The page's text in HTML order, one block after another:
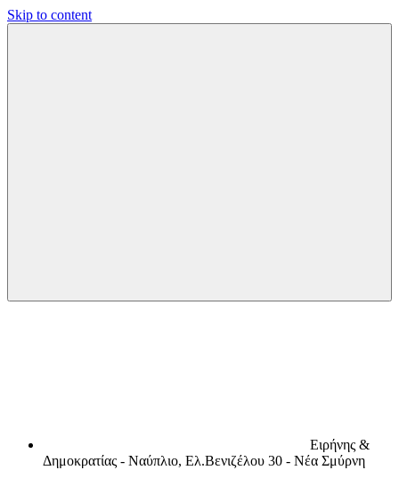
Skip to content
Ειρήνης &
Δημοκρατίας - Ναύπλιο, Ελ.Βενιζέλου 30 - Νέα Σμύρνη